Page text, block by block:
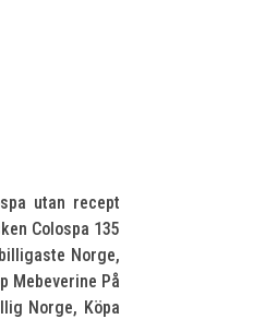
utan recept
Colospa 135
Norge,
Mebeverine På
Norge, Köpa